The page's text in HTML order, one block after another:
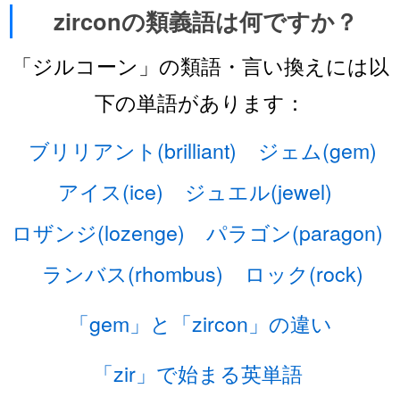
zirconの類義語は何ですか？
「ジルコーン」の類語・言い換えには以
下の単語があります：
ブリリアント(brilliant)
ジェム(gem)
アイス(ice)
ジュエル(jewel)
ロザンジ(lozenge)
パラゴン(paragon)
ランバス(rhombus)
ロック(rock)
「gem」と「zircon」の違い
「zir」で始まる英単語